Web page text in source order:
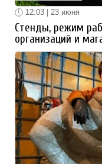
12:03 | 23 июня
Стенды, режим
организаций и